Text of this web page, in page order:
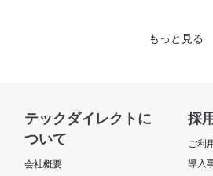
もっと見る
テックダイレクトに
ついて
会社概要
採
ご利
導入